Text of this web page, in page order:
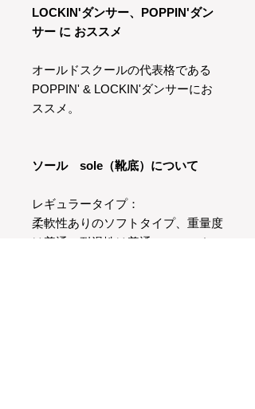
LOCKIN'ダンサー、POPPIN'ダン
サー に おススメ
オールドスクールの代表格である
POPPIN' & LOCKIN'ダンサーにお
ススメ。
ソール sole（靴底）について
レギュラータイプ：
柔軟性ありのソフトタイプ、重量度
は普通、耐滑性は普通のスニーカー